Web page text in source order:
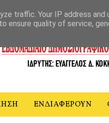
ΕΝΔΙΑΦΕΡΟΥΝ
traffic. Your IP address and
ensure quality of service,